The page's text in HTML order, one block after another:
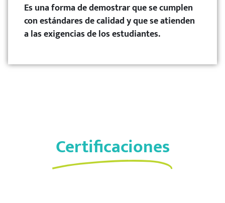
Es una forma de demostrar que se cumplen
con estándares de calidad y que se atienden
a las exigencias de los estudiantes.
Certificaciones